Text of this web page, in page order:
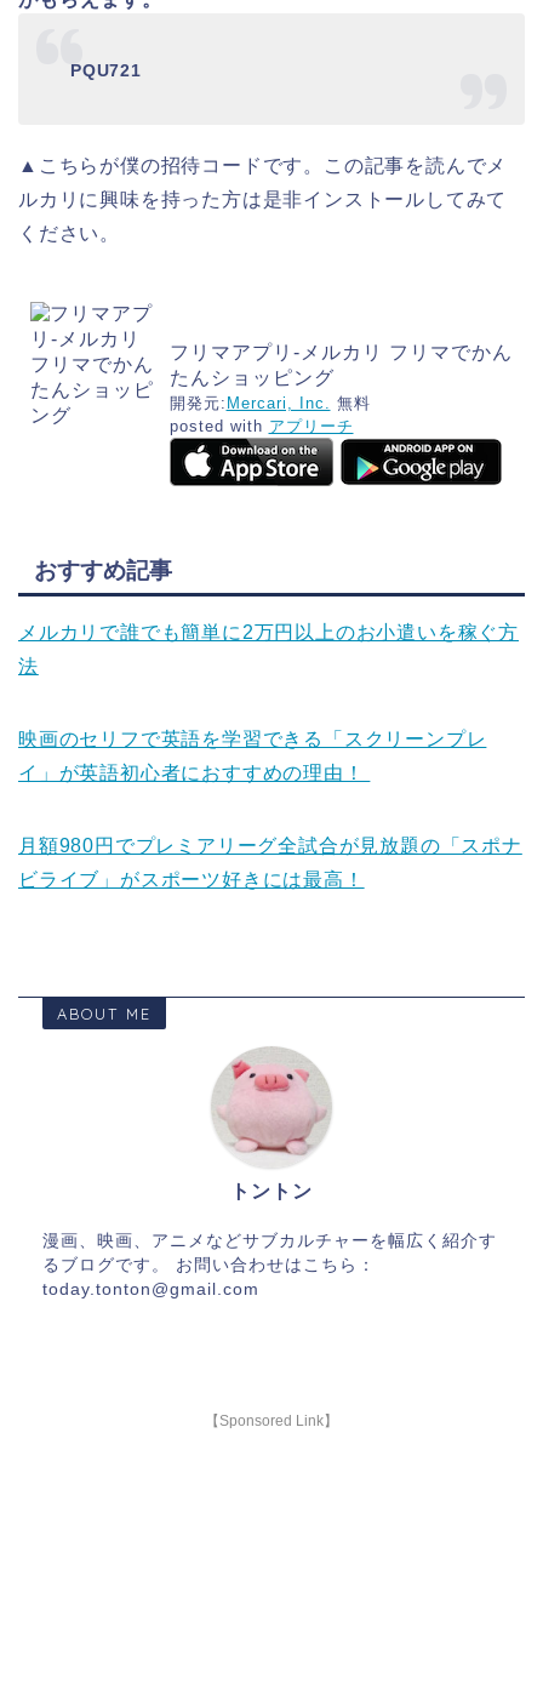
PQU721
▲こちらが僕の招待コードです。この記事を読んでメ
ルカリに興味を持った方は是非インストールしてみて
ください。
フリマアプリ-メルカリ フリマでかん
たんショッピング
開発元: Mercari, Inc.
無料
posted with アプリーチ
おすすめ記事
メルカリで誰でも簡単に2万円以上のお小遣いを稼ぐ方
法
映画のセリフで英語を学習できる「スクリーンプレ
イ」が英語初心者におすすめの理由！
月額980円でプレミアリーグ全試合が見放題の「スポナ
ビライブ」がスポーツ好きには最高！
ABOUT ME
トントン
漫画、映画、アニメなどサブカルチャーを幅広く紹介す
るブログです。 お問い合わせはこちら：
today.tonton@gmail.com
【Sponsored Link】